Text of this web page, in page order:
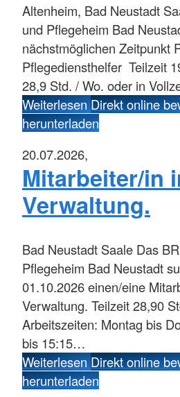
Altenheim, Bad Neustadt
und Pflegeheim Bad
nächstmöglichen Zeitpunkt
Pflegediensthelfer Teilzeit
28,9 Std. / Wo. oder in
WeiterlesenDirekt online
herunterladen
20.07.2026,
Mitarbeiter/in
Verwaltung.
Bad Neustadt Saale Das
Pflegeheim Bad Neustadt
01.10.2026 einen/eine
Verwaltung. Teilzeit 28,90
Arbeitszeiten: Montag bis
bis 15:15…
WeiterlesenDirekt online
herunterladen